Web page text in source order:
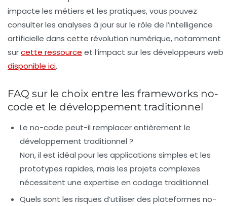
impacte les métiers et les pratiques, vous pouvez
consulter les analyses à jour sur le rôle de l’intelligence
artificielle dans cette révolution numérique, notamment
surcette ressource et l’impact sur les développeurs web
disponible ici.
FAQ sur le choix entre les frameworks no-
code et le développement traditionnel
Le no-code peut-il remplacer entièrement le
développement traditionnel ?
Non, il est idéal pour les applications simples et les
prototypes rapides, mais les projets complexes
nécessitent une expertise en codage traditionnel.
Quels sont les risques d’utiliser des plateformes no-